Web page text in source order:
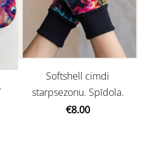
Softshell cimdi
starpsezonu. Spīdola.
€8.00